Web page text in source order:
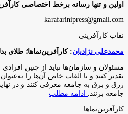
اولین و تنها رسانه برخط اختصاصی
karafarinipress@gmail.com
نقاب کارآفرینی
محمدعلی نژادیان: کارآفرین‌نماها؛ طلای
مسئولان و سازمان‌ها نباید از چنین
تقدیر کنند و با القاب خاص آ‌ن‌ها را
زرق و برق به جامعه معرفی کنند و در
جامعه بزنند. ادامه مطلب
کارآفرین‌نماها